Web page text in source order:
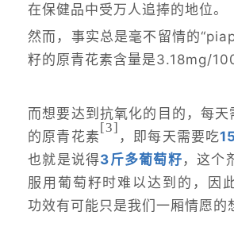
在保健品中受万人追捧的地位。
然而，事实总是毫不留情的
籽的原青花素含量是3.18mg/
而想要达到抗氧化的目的，每
的原青花素
[3]
，即每天需要吃
也就是说得3斤多葡萄籽 ，这个
服用葡萄籽时难以达到的，因
功效有可能只是我们一厢情愿的